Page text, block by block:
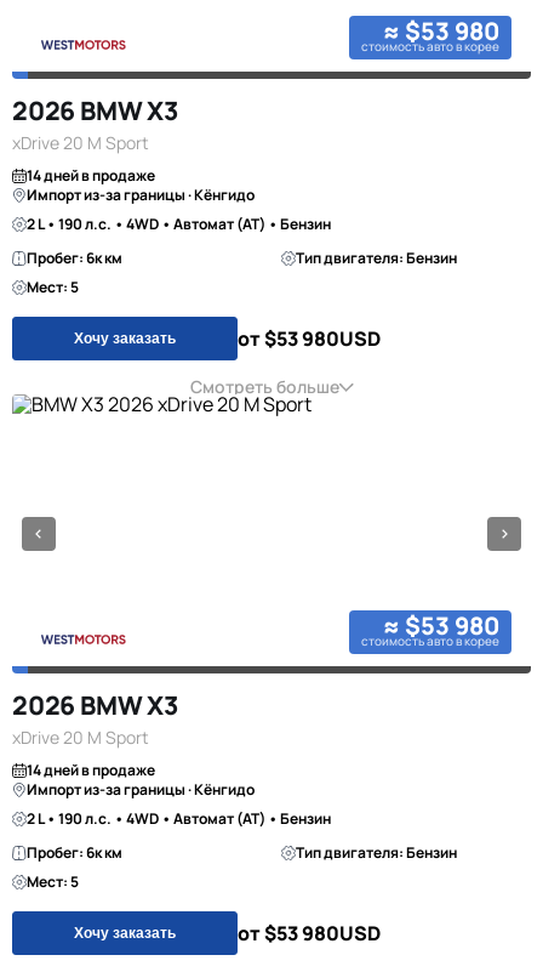
≈ $53 980
стоимость авто в корее
2026 BMW X3
xDrive 20 M Sport
14 дней в продаже
Импорт из-за границы · Кёнгидо
2 L • 190 л.с. • 4WD • Автомат (AT) • Бензин
Пробег: 6к км
Тип двигателя: Бензин
Мест: 5
Хочу заказать от $53 980USD
Смотреть больше
≈ $53 980
стоимость авто в корее
2026 BMW X3
xDrive 20 M Sport
14 дней в продаже
Импорт из-за границы · Кёнгидо
2 L • 190 л.с. • 4WD • Автомат (AT) • Бензин
Пробег: 6к км
Тип двигателя: Бензин
Мест: 5
Хочу заказать от $53 980USD